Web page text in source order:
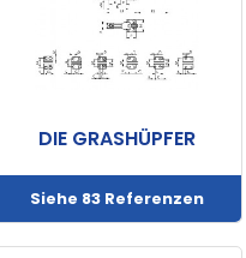
DIE GRASHÜPFER
Siehe 83 Referenzen